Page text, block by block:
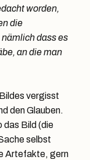
worden,
die
dass es
an die man
vergisst
den Glauben.
das Bild (die
selbst
Artefakte, gern